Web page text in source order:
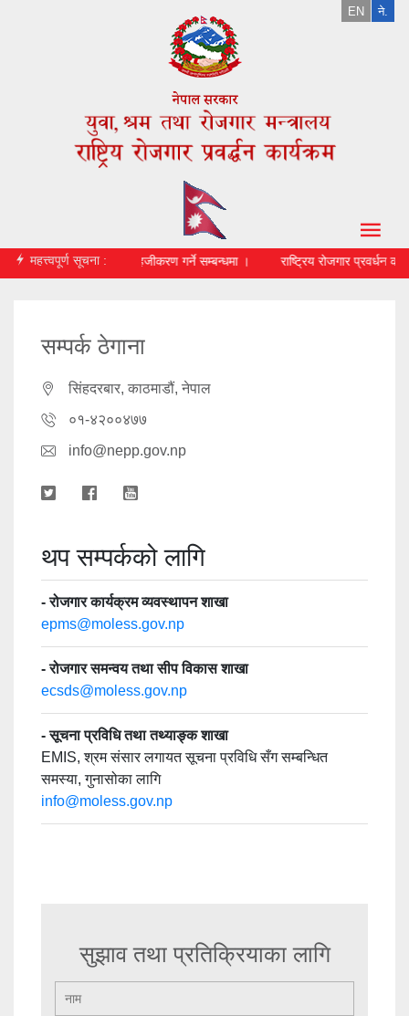
EN ने.
महत्त्वपूर्ण सूचना :
प्रचार प्रसार तथा सहजीकरण गर्ने सम्बन्धमा । राष्ट्रिय रोजगार प्रवर्धन
सम्पर्क ठेगाना
सिंहदरबार, काठमाडौं, नेपाल
०१-४२००४७७
info@nepp.gov.np
थप सम्पर्कको लागि
- रोजगार कार्यक्रम व्यवस्थापन शाखा
epms@moless.gov.np
- रोजगार समन्वय तथा सीप विकास शाखा
ecsds@moless.gov.np
- सूचना प्रविधि तथा तथ्याङ्क शाखा
EMIS, श्रम संसार लगायत सूचना प्रविधि सँग सम्बन्धित
समस्या, गुनासोका लागि
info@moless.gov.np
सुझाव तथा प्रतिक्रियाका लागि